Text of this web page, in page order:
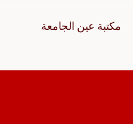
‏مكتبة عين الجامعة‏